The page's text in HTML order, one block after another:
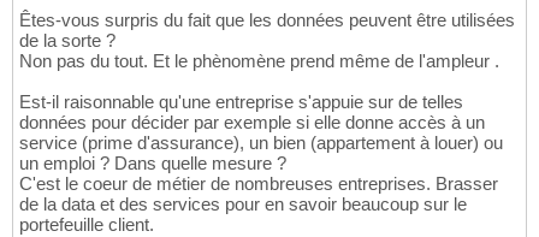
Êtes-vous surpris du fait que les données peuvent être utilisées
de la sorte ?
Non pas du tout. Et le phènomène prend même de l'ampleur .
Est-il raisonnable qu'une entreprise s'appuie sur de telles
données pour décider par exemple si elle donne accès à un
service (prime d'assurance), un bien (appartement à louer) ou
un emploi ? Dans quelle mesure ?
C'est le coeur de métier de nombreuses entreprises. Brasser
de la data et des services pour en savoir beaucoup sur le
portefeuille client.